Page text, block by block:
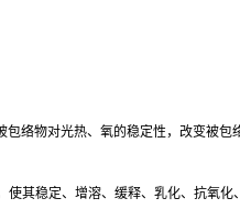
络物对光热、氧的稳定性，改变被包
其稳定、增溶、缓释、乳化、抗氧